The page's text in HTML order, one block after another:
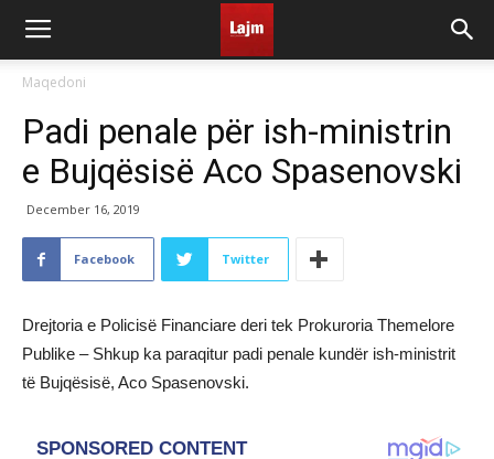
Maqedoni
Padi penale për ish-ministrin
e Bujqësisë Aco Spasenovski
December 16, 2019
Facebook Twitter
Drejtoria e Policisë Financiare deri tek Prokuroria Themelore
Publike – Shkup ka paraqitur padi penale kundër ish-ministrit
të Bujqësisë, Aco Spasenovski.